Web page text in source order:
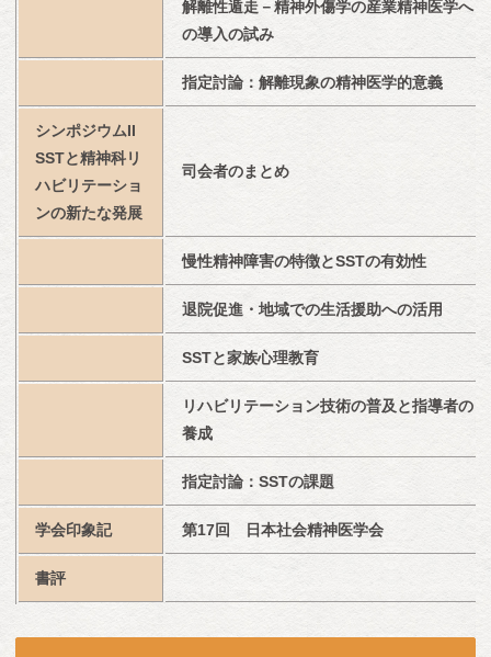
解離性遁走－精神外傷学の産業精神医学へ
の導入の試み
指定討論：解離現象の精神医学的意義
シンポジウムII
SSTと精神科リ
ハビリテーショ
ンの新たな発展
司会者のまとめ
慢性精神障害の特徴とSSTの有効性
退院促進・地域での生活援助への活用
SSTと家族心理教育
リハビリテーション技術の普及と指導者の
養成
指定討論：SSTの課題
学会印象記 第17回　日本社会精神医学会
書評